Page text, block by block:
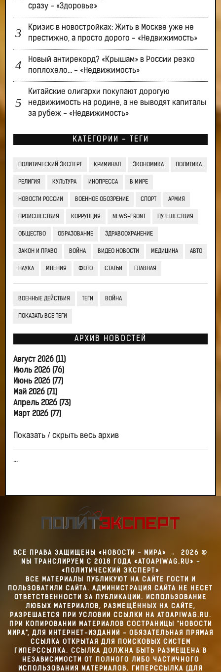
сразу - «Здоровье»
Кризис в новостройках: Жить в Москве уже не
престижно, а просто дорого - «Недвижимость»
Новый антирекорд? «Крышам» в России резко
поплохело… - «Недвижимость»
Китайские олигархи покупают дорогую
недвижимость на родине, а не выводят капиталы
за рубеж - «Недвижимость»
КАТЕГОРИИ - ТЕГИ
ПОЛИТИЧЕСКИЙ ЭКСПЕРТ КРИМИНАЛ ЭКОНОМИКА ПОЛИТИКА
РЕЛИГИЯ КУЛЬТУРА ИНОПРЕССА В МИРЕ
НОВОСТИ РОССИИ ВОЕННОЕ ОБОЗРЕНИЕ СПОРТ АРМИЯ
ПРОИСШЕСТВИЯ КОРРУПЦИЯ NEWS-FRONT ПУТЕШЕСТВИЯ
ОБЩЕСТВО ОБРАЗОВАНИЕ ЗДРАВООХРАНЕНИЕ
ЗАКОН И ПРАВО ВОЙНА ВИДЕО НОВОСТИ МЕДИЦИНА АВТО
НАУКА МНЕНИЯ ФОТО СТАТЬИ ГЛАВНАЯ
ВОЕННЫЕ ДЕЙСТВИЯ ТЕГИ ВОЙНА
ПОКАЗАТЬ ВСЕ ТЕГИ
АРХИВ НОВОСТЕЙ
Август 2026 (11)
Июль 2026 (76)
Июнь 2026 (77)
Май 2026 (71)
Апрель 2026 (73)
Март 2026 (77)
Показать / скрыть весь архив
...
ВСЕ ПРАВА ЗАЩИЩЕНЫ «НОВОСТИ - МИРА» → 2026 ©
МЫ ТРАНСЛИРУЕМ С 2018 ГОДА «ATOAPIWAG.RU» -
«ПОЛИТИЧЕСКИЙ ЭКСПЕРТ»
ВСЕ МАТЕРИАЛЫ ПУБЛИКУЮТ НА САЙТЕ ГОСТИ И
ПОЛЬЗОВАТИЛИ САЙТА. АДМИНИСТРАЦИЯ САЙТА НЕ НЕСЕТ
ОТВЕТСТВЕННОСТИ ЗА ПУБЛИКАЦИИ. ИСПОЛЬЗОВАНИЕ
ЛЮБЫХ МАТЕРИАЛОВ, РАЗМЕЩЁННЫХ НА САЙТЕ,
РАЗРЕШАЕТСЯ ПРИ УСЛОВИИ ССЫЛКИ НА ATOAPIWAG.RU.
ПРИ КОПИРОВАНИИ МАТЕРИАЛОВ СОСТРАНИЦЫ "НОВОСТИ
МИРА", ДЛЯ ИНТЕРНЕТ-ИЗДАНИЙ - ОБЯЗАТЕЛЬНАЯ ПРЯМАЯ
ССЫЛКА ОТКРЫТАЯ ДЛЯ ПОИСКОВЫХ СИСТЕМ
ГИПЕРССЫЛКА. ССЫЛКА ДОЛЖНА БЫТЬ РАЗМЕЩЕНА В
НЕЗАВИСИМОСТИ ОТ ПОЛНОГО ЛИБО ЧАСТИЧНОГО
ИСПОЛЬЗОВАНИЯ МАТЕРИАЛОВ. ГИПЕРССЫЛКА (ДЛЯ